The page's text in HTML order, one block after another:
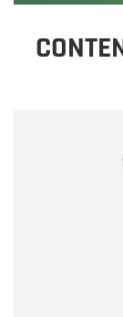
Correo
Tipo de